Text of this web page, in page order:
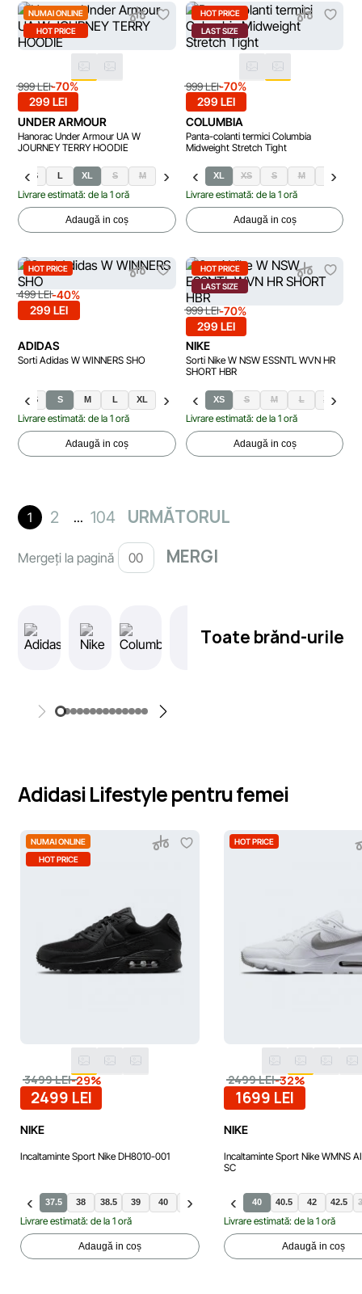
NUMAI ONLINE
HOT PRICE
999 LEI-70%
299 LEI
UNDER ARMOUR
Hanorac Under Armour UA W
JOURNEY TERRY HOODIE
XS L XL S M
Livrare estimată: de la 1 oră
Adaugă in coș
HOT PRICE
LAST SIZE
999 LEI-70%
299 LEI
COLUMBIA
Panta-colanti termici Columbia
Midweight Stretch Tight
XL XS S M L
Livrare estimată: de la 1 oră
Adaugă in coș
HOT PRICE
499 LEI-40%
299 LEI
ADIDAS
Sorti Adidas W WINNERS SHO
XS S M L XL
Livrare estimată: de la 1 oră
Adaugă in coș
HOT PRICE
LAST SIZE
999 LEI-70%
299 LEI
NIKE
Sorti Nike W NSW ESSNTL WVN HR
SHORT HBR
XS S M L XL
Livrare estimată: de la 1 oră
Adaugă in coș
1 2 ... 104 URMĂTORUL
Mergeți la pagină
Toate brănd-urile
Adidasi Lifestyle pentru femei
NUMAI ONLINE
HOT PRICE
3499 LEI-29%
2499 LEI
NIKE
Incaltaminte Sport Nike DH8010-001
37.5 38 38.5 39 40 36.5
Livrare estimată: de la 1 oră
Adaugă in coș
HOT PRICE
2499 LEI-32%
1699 LEI
NIKE
Incaltaminte Sport Nike WMNS
SC
40 40.5 42 42.5
Livrare estimată: de la 1 oră
Adaugă in coș